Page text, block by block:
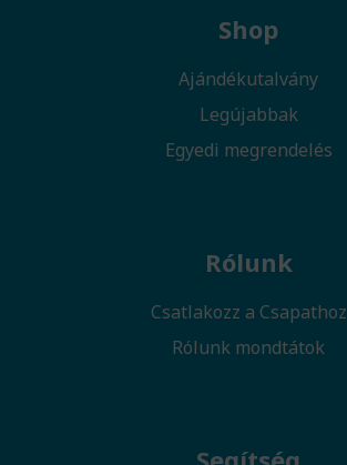
Shop
Ajándékutalvány
Legújabbak
Egyedi megrendelés
Rólunk
Csatlakozz a Csapathoz
Rólunk mondtátok